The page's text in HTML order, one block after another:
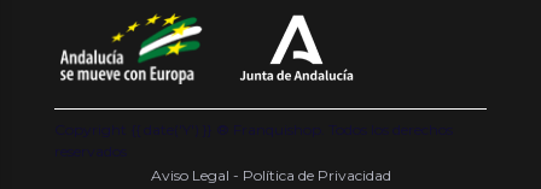
Copyright {{ date('Y') }} ® Franquishop. Todos los derechos
reservados
Aviso Legal - Política de Privacidad